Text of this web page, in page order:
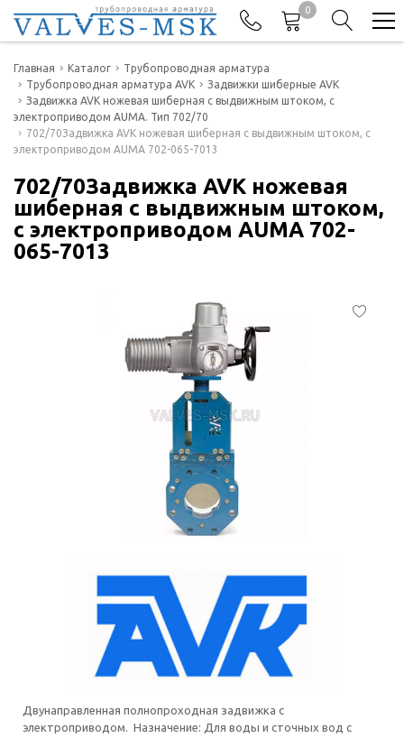
0
Телефоны
+7(977) 474-62-50
Отдел продаж
Главная Каталог
Трубопроводная арматура
Трубопроводная арматура AVK
Задвижки шиберные AVK
Задвижка AVK ножевая шиберная с выдвижным штоком, с
электроприводом AUMA. Тип 702/70
702/70Задвижка AVK ножевая шиберная с выдвижным штоком, с
электроприводом AUMA 702-065-7013
702/70Задвижка AVK ножевая
шиберная с выдвижным штоком,
с электроприводом AUMA 702-
065-7013
Двунаправленная полнопроходная задвижка с
электроприводом. Назначение: Для воды и сточных вод с